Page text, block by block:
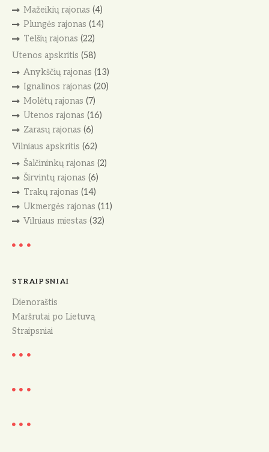
Mažeikių rajonas (4)
Plungės rajonas (14)
Telšių rajonas (22)
Utenos apskritis (58)
Anykščių rajonas (13)
Ignalinos rajonas (20)
Molėtų rajonas (7)
Utenos rajonas (16)
Zarasų rajonas (6)
Vilniaus apskritis (62)
Šalčininkų rajonas (2)
Širvintų rajonas (6)
Trakų rajonas (14)
Ukmergės rajonas (11)
Vilniaus miestas (32)
STRAIPSNIAI
Dienoraštis
Maršrutai po Lietuvą
Straipsniai